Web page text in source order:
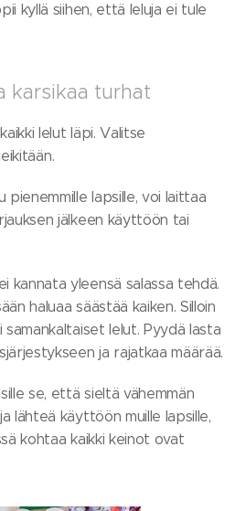
kyllä siihen, että leluja ei tule
karsikaa turhat
lelut läpi. Valitse
lapsille, voi laittaa
jälkeen käyttöön tai
kannata yleensä salassa tehdä.
haluaa säästää kaiken. Silloin
lelut. Pyydä lasta
ja rajatkaa määrää.
se, että sieltä vähemmän
lähteä käyttöön muille lapsille,
kohtaa kaikki keinot ovat